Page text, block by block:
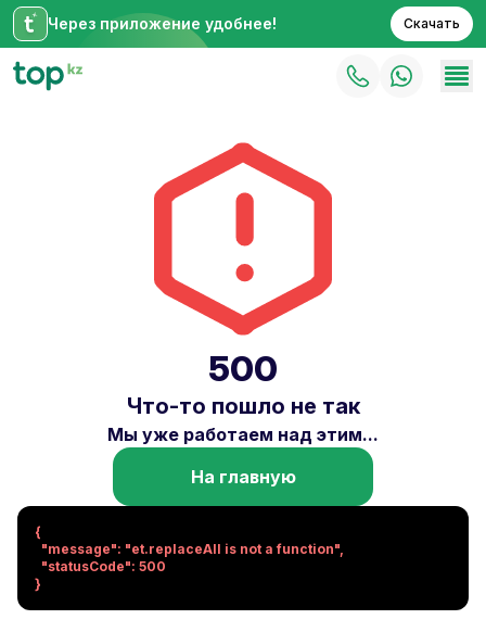
Через приложение удобнее! Скачать
500
Что-то пошло не так
Мы уже работаем над этим...
На главную
{
}